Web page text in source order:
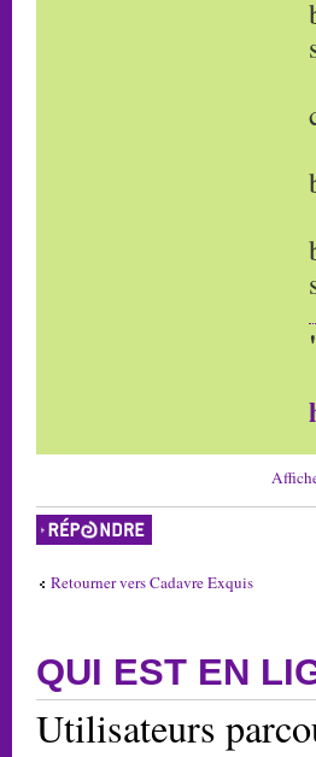
Répondre
Retourner vers Cadavre Exquis
QUI EST EN
Utilisateurs